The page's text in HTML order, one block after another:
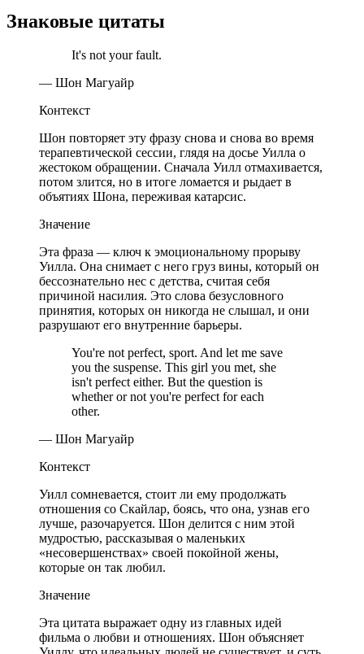
Знаковые цитаты
It's not your fault.
— Шон Магуайр
Контекст
Шон повторяет эту фразу снова и снова во время
терапевтической сессии, глядя на досье Уилла о
жестоком обращении. Сначала Уилл отмахивается,
потом злится, но в итоге ломается и рыдает в
объятиях Шона, переживая катарсис.
Значение
Эта фраза — ключ к эмоциональному прорыву
Уилла. Она снимает с него груз вины, который он
бессознательно нес с детства, считая себя
причиной насилия. Это слова безусловного
принятия, которых он никогда не слышал, и они
разрушают его внутренние барьеры.
You're not perfect, sport. And let me save
you the suspense. This girl you met, she
isn't perfect either. But the question is
whether or not you're perfect for each
other.
— Шон Магуайр
Контекст
Уилл сомневается, стоит ли ему продолжать
отношения со Скайлар, боясь, что она, узнав его
лучше, разочаруется. Шон делится с ним этой
мудростью, рассказывая о маленьких
«несовершенствах» своей покойной жены,
которые он так любил.
Значение
Эта цитата выражает одну из главных идей
фильма о любви и отношениях. Шон объясняет